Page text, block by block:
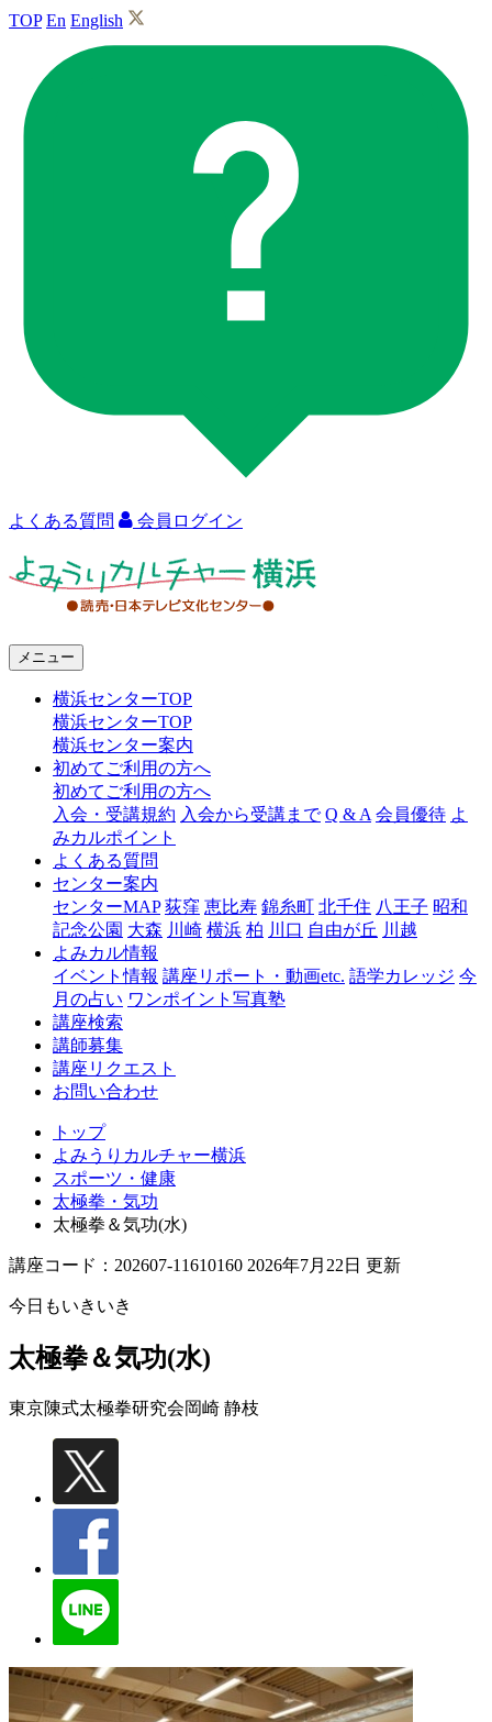
TOP En English
よくある質問 会員ログイン
ャ
浜
メニュー
横浜センターTOP
横浜センターTOP
横浜センター案内
初めてご利用の方へ
初めてご利用の方へ
入会・受講規約 入会から受講まで Q & A 会員優待 よ
みカルポイント
よくある質問
センター案内
センターMAP 荻窪 恵比寿 錦糸町 北千住 八王子 昭和
記念公園 大森 川崎 横浜 柏 川口 自由が丘 川越
よみカル情報
イベント情報 講座リポート・動画etc. 語学カレッジ 今
月の占い ワンポイント写真塾
講座検索
講師募集
講座リクエスト
お問い合わせ
トップ
よみうりカルチャー横浜
スポーツ・健康
太極拳・気功
太極拳＆気功(水)
講座コード：202607-11610160 2026年7月22日 更新
今日もいきいき
太極拳＆気功(水)
東京陳式太極拳研究会岡崎 静枝